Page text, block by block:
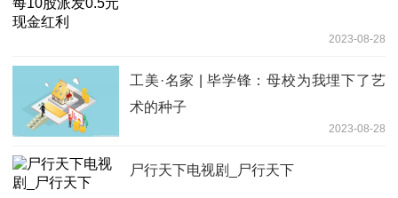
2023-08-28
工美·名家 | 毕学锋：母校为我埋下了艺
术的种子
2023-08-28
尸行天下电视剧_尸行天下